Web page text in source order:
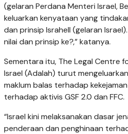
(gelaran Perdana Menteri Israel,
keluarkan kenyataan yang
dan prinsip Israhell (gelaran
nilai dan prinsip ke?,” katanya.
Sementara itu, The Legal Centre
Israel (Adalah) turut
maklum balas terhadap
terhadap aktivis GSF 2.0 dan FFC.
“Israel kini melaksanakan dasar
penderaan dan penghinaan